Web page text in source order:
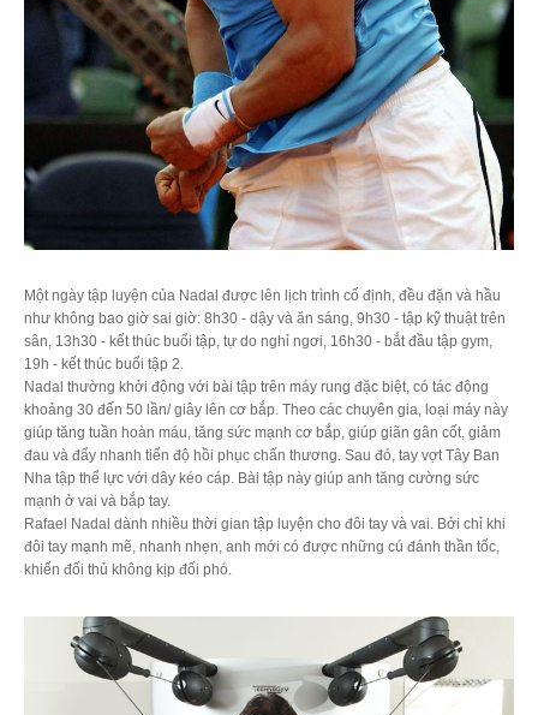
Một ngày tập luyện của Nadal được lên lịch trình cố định, đều đặn và hầu
như không bao giờ sai giờ: 8h30 - dậy và ăn sáng, 9h30 - tập kỹ thuật trên
sân, 13h30 - kết thúc buổi tập, tự do nghỉ ngơi, 16h30 - bắt đầu tập gym,
19h - kết thúc buổi tập 2.
Nadal thường khởi động với bài tập trên máy rung đặc biệt, có tác động
khoảng 30 đến 50 lần/ giây lên cơ bắp. Theo các chuyên gia, loại máy này
giúp tăng tuần hoàn máu, tăng sức mạnh cơ bắp, giúp giãn gân cốt, giảm
đau và đẩy nhanh tiến độ hồi phục chấn thương. Sau đó, tay vợt Tây Ban
Nha tập thể lực với dây kéo cáp. Bài tập này giúp anh tăng cường sức
mạnh ở vai và bắp tay.
Rafael Nadal dành nhiều thời gian tập luyện cho đôi tay và vai. Bởi chỉ khi
đôi tay mạnh mẽ, nhanh nhẹn, anh mới có được những cú đánh thần tốc,
khiến đối thủ không kịp đối phó.